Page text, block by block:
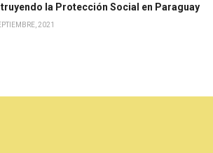
la Protección Social en Paraguay
2021